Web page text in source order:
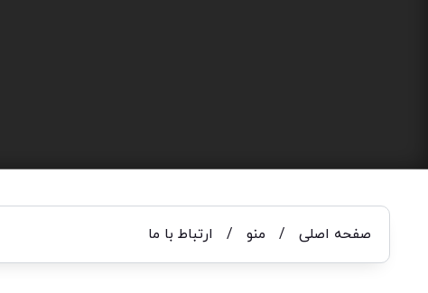
صفحه اصلی / منو / ارتباط با ما